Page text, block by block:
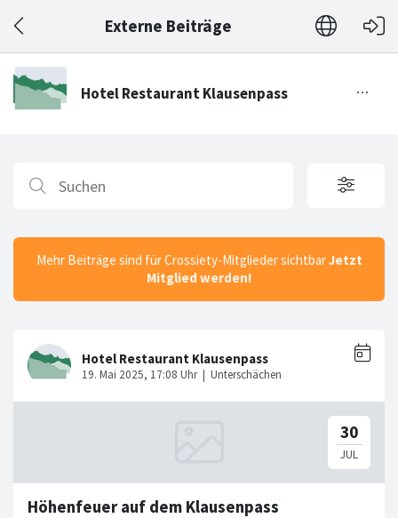
Externe Beiträge
Mehr Beiträge sind für Crossiety-Mitglieder sichtbarJetzt
Mitglied werden!
Höhenfeuer auf dem Klausenpass